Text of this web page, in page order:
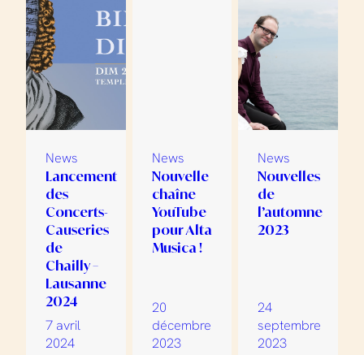
News
Lancement
des
Concerts-
Causeries
de
Chailly –
Lausanne
2024
7 avril
2024
News
Nouvelle
chaîne
YouTube
pour Alta
Musica !
20
décembre
2023
News
Nouvelles
de
l’automne
2023
24
septembre
2023